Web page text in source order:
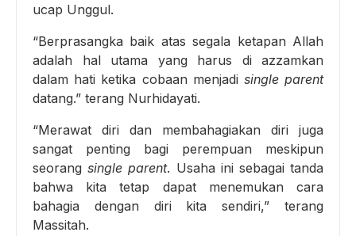
ucap Unggul.
“Berprasangka baik atas segala ketapan Allah
adalah hal utama yang harus di azzamkan
dalam hati ketika cobaan menjadi single parent
datang.” terang Nurhidayati.
“Merawat diri dan membahagiakan diri juga
sangat penting bagi perempuan meskipun
seorangsingle parent. Usaha ini sebagai tanda
bahwa kita tetap dapat menemukan cara
bahagia dengan diri kita sendiri,” terang
Massitah.